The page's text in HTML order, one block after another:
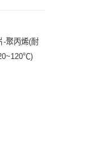
-聚丙烯(耐